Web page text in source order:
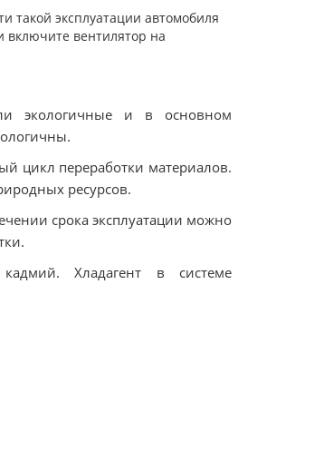
такой эксплуатации автомобиля
включите вентилятор на
экологичные и в основном
цикл переработки материалов.
ресурсов.
срока эксплуатации можно
Хладагент в системе